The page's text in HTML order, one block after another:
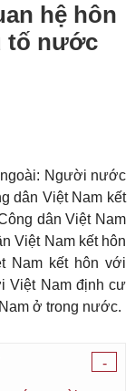
hệ hôn
tố nước
Người nước
dân Việt Nam kết
dân Việt Nam
Việt Nam kết hôn
Nam kết hôn với
Việt Nam định cư
ở trong nước.
-